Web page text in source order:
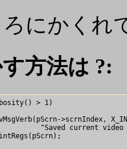
にかくれ
方法は ?:
> 1)
>scrnIndex,
"Saved current